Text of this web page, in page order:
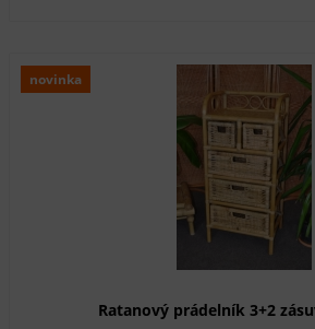
novinka
Ratanový prádelník 3+2